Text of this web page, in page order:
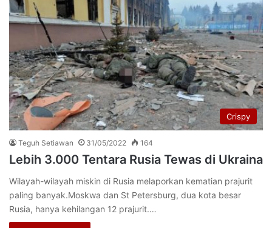
Crispy
Teguh Setiawan 31/05/2022 164
Lebih 3.000 Tentara Rusia Tewas di Ukraina
Wilayah-wilayah miskin di Rusia melaporkan kematian prajurit
paling banyak.Moskwa dan St Petersburg, dua kota besar
Rusia, hanya kehilangan 12 prajurit.…